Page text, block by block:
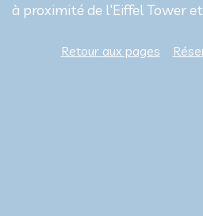
à proximité de l'Eiffel Tower
Retour aux pages